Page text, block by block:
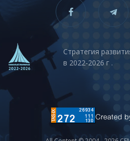
Стратегия
в 2022-2026 г .